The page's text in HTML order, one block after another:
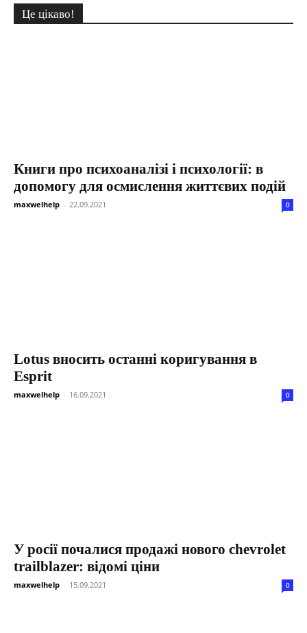
Це цікаво!
Книги про психоаналізі і психології: в
допомогу для осмислення життєвих подій
maxwelhelp - 22.09.2021 0
Lotus вносить останні коригування в
Esprit
maxwelhelp - 16.09.2021 0
У росії почалися продажі нового chevrolet
trailblazer: відомі ціни
maxwelhelp - 15.09.2021 0